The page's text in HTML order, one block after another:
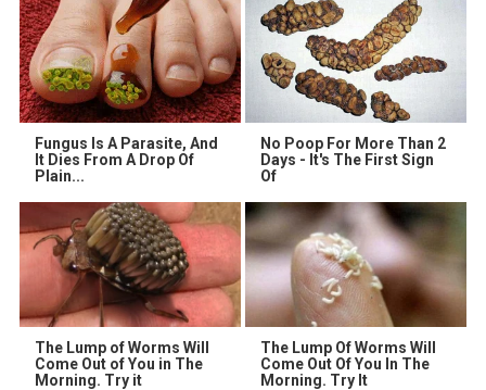
Fungus Is A Parasite, And
It Dies From A Drop Of
Plain...
No Poop For More Than 2
Days - It's The First Sign
Of
The Lump of Worms Will
Come Out of You in The
Morning. Try it
The Lump Of Worms Will
Come Out Of You In The
Morning. Try It